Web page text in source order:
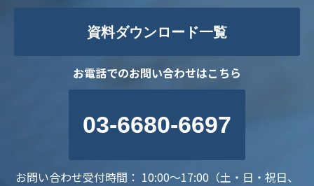
資料ダウンロード一覧
お電話でのお問い合わせはこちら
03-6680-6697
お問い合わせ受付時間： 10:00～17:00（土・日・祝日、